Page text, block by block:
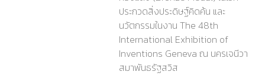
ประกวดสิ่งประดิษฐ์คิดค้น และ
นวัตกรรมในงาน The 48th
International Exhibition of
Inventions Geneva ณ นครเจนีวา
สมาพันธรัฐสวิส